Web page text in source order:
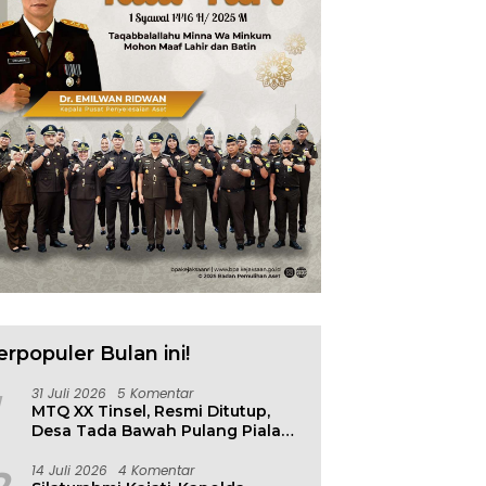
Bulan ini!
31 Juli 2026 5 Komentar
MTQ XX Tinsel, Resmi Ditutup,
Desa Tada Bawah Pulang Piala
14 Juli 2026 4 Komentar